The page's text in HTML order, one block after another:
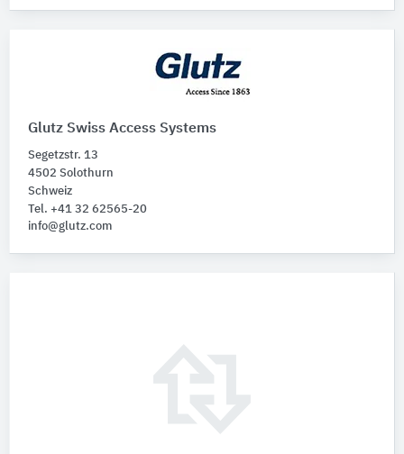
Glutz Swiss Access Systems
Segetzstr. 13
4502 Solothurn
Schweiz
Tel. +41 32 62565-20
info@glutz.com